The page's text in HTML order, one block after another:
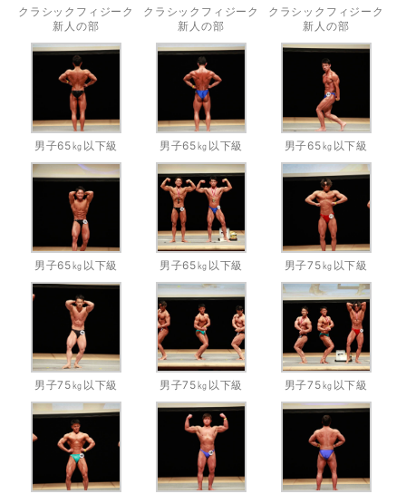
クラシックフィジーク
新人の部
クラシックフィジーク
新人の部
クラシックフィジーク
新人の部
男子65㎏以下級 男子65㎏以下級 男子65㎏以下級
男子65㎏以下級 男子65㎏以下級 男子75㎏以下級
男子75㎏以下級 男子75㎏以下級 男子75㎏以下級